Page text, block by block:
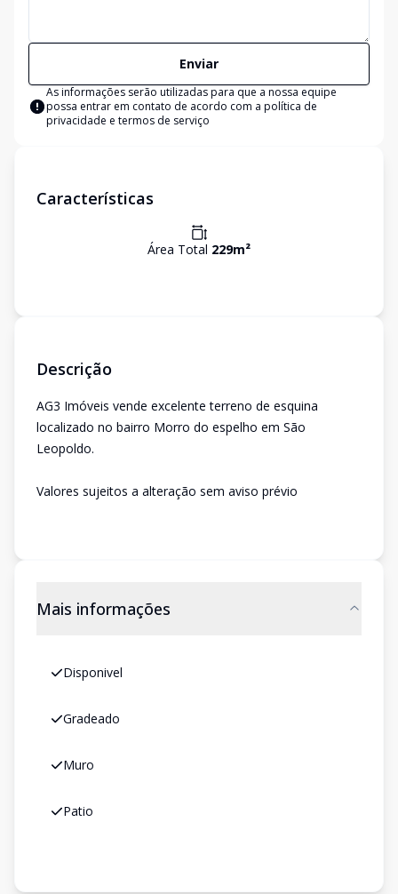
Enviar
As informações serão utilizadas para que a nossa equipe
possa entrar em contato de acordo com a política de
privacidade e termos de serviço
Características
Área Total 229m²
Descrição
AG3 Imóveis vende excelente terreno de esquina
localizado no bairro Morro do espelho em São
Leopoldo.
Valores sujeitos a alteração sem aviso prévio
Mais informações
Disponivel
Gradeado
Muro
Patio